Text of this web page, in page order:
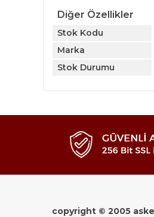
Diğer Özellikler
Stok Kodu
Marka
Stok Durumu
copyright © 2005